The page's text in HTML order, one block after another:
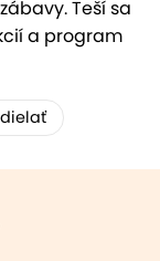
Teší sa
a program